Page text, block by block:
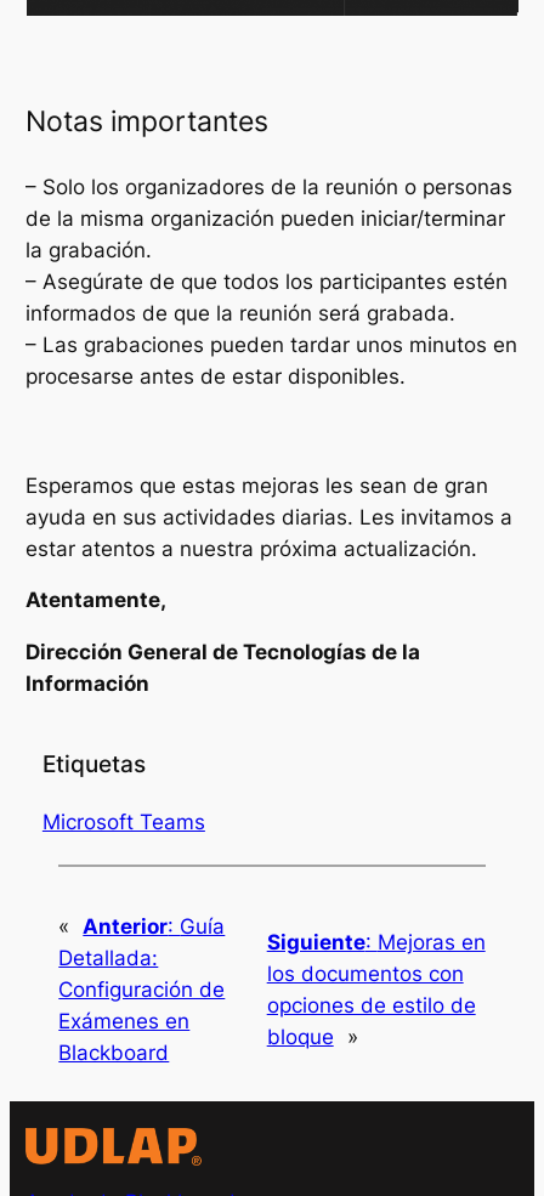
Notas importantes
– Solo los organizadores de la reunión o personas
de la misma organización pueden iniciar/terminar
la grabación.
– Asegúrate de que todos los participantes estén
informados de que la reunión será grabada.
– Las grabaciones pueden tardar unos minutos en
procesarse antes de estar disponibles.
Esperamos que estas mejoras les sean de gran
ayuda en sus actividades diarias. Les invitamos a
estar atentos a nuestra próxima actualización.
Atentamente,
Dirección General de Tecnologías de la
Información
Etiquetas
Microsoft Teams
« Anterior: Guía
Detallada:
Configuración de
Exámenes en
Blackboard
Siguiente: Mejoras en
los documentos con
opciones de estilo de
bloque
»